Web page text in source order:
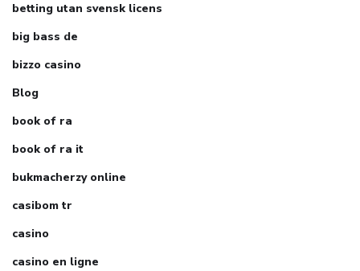
betting utan svensk licens
big bass de
bizzo casino
Blog
book of ra
book of ra it
bukmacherzy online
casibom tr
casino
casino en ligne